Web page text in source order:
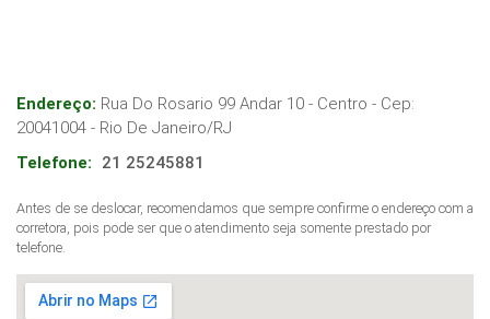
Endereço: Rua Do Rosario 99 Andar 10 - Centro - Cep:
20041004 - Rio De Janeiro/RJ
Telefone:
21 25245881
Antes de se deslocar, recomendamos que sempre confirme o endereço com a
corretora, pois pode ser que o atendimento seja somente prestado por
telefone.